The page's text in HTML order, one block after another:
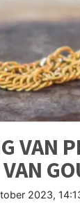
VAN
2023,